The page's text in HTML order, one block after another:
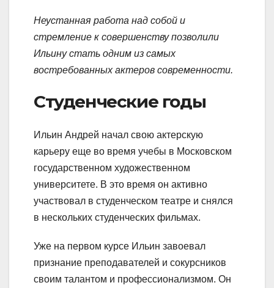
Неустанная работа над собой и
стремление к совершенству позволили
Ильину стать одним из самых
востребованных актеров современности.
Студенческие годы
Ильин Андрей начал свою актерскую
карьеру еще во время учебы в Московском
государственном художественном
университете. В это время он активно
участвовал в студенческом театре и снялся
в нескольких студенческих фильмах.
Уже на первом курсе Ильин завоевал
признание преподавателей и сокурсников
своим талантом и профессионализмом. Он